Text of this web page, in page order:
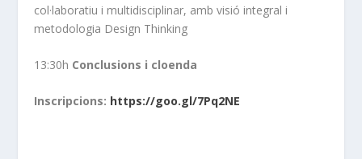
col·laboratiu i multidisciplinar, amb visió integral i
metodologia Design Thinking
13:30h Conclusions i cloenda
Inscripcions: https://goo.gl/7Pq2NE